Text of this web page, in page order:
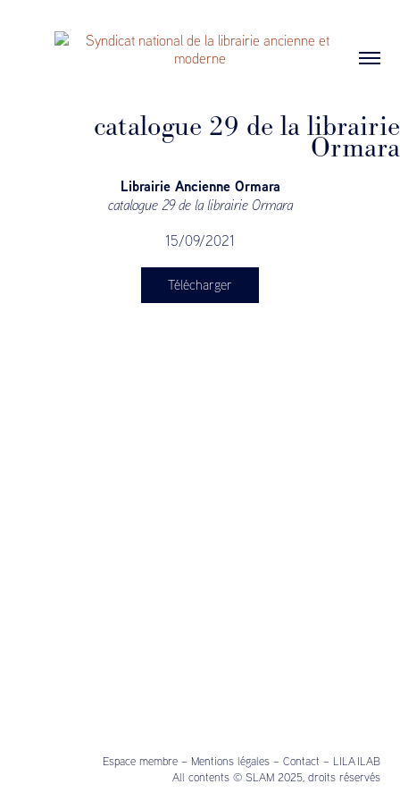
catalogue 29 de la librairie
Ormara
Librairie Ancienne Ormara
catalogue 29 de la librairie Ormara
15/09/2021
Télécharger
Espace membre– Mentions légales– Contact – LILA ILAB
All contents © SLAM 2025, droits réservés